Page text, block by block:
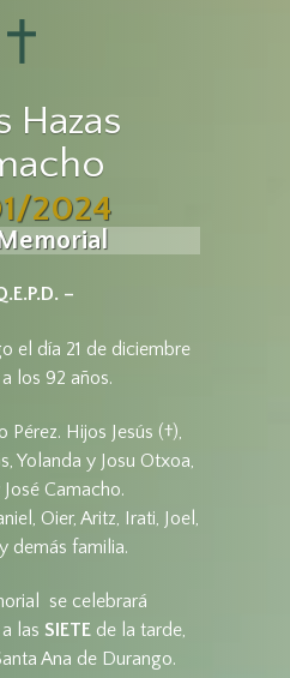
Hazas
2024
–
el día 21 de diciembre
los 92 años.
Pérez. Hijos Jesús (†),
Yolanda y Josu Otxoa,
Camacho.
Oier, Aritz, Irati, Joel,
demás familia.
se celebrará
a las SIETE de la tarde,
Ana de Durango.